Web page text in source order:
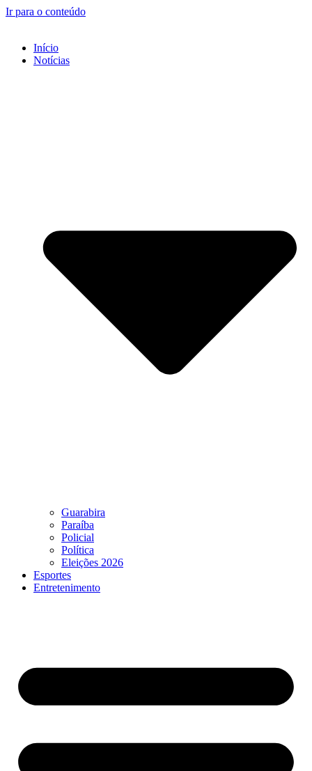
Ir para o conteúdo
Início
Notícias
Guarabira
Paraíba
Policial
Política
Eleições 2026
Esportes
Entretenimento